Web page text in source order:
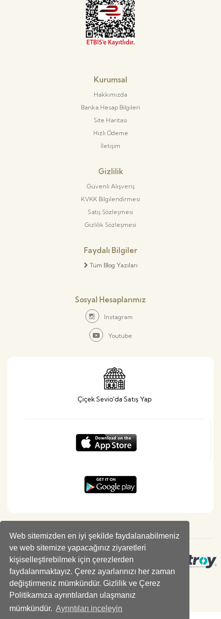
Web sitemizden en iyi şekilde faydalanabilmeniz
ve web sitemize yapacağınız ziyaretleri
kişiselleştirebilmek için çerezlerden
faydalanmaktayız. Çerez ayarlarınızı her zaman
değiştirmeniz mümkündür. Gizlilik ve Çerez
Politikamıza ayrıntılardan ulaşmanız
mümkündür. Ayrıntıları inceleyin
Kurumsal
Hakkımızda
Banka Hesap Bilgileri
Site Haritası
Hızlı Ödeme
İletişim
Gizlilik
Güvenli Alışveriş
KVKK Bilgilendirmesi
Satış Sözleşmesi
Gizlilik Sözleşmesi
Faydalı Bilgiler
Tüm Blog Yazıları
Sosyal Hesaplarımız
Instagram
Youtube
Çiçek Sevio'da Satış Yap